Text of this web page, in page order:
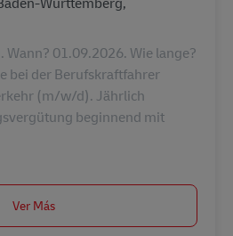
Wann? 01.09.2026. Wie lange?
bei der Berufskraftfahrer
(m/w/d). Jährlich
beginnend mit
Ver Más